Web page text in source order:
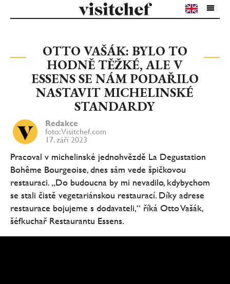
OTTO VAŠÁK: BYLO TO
HODNĚ TĚŽKÉ, ALE V
ESSENS SE NÁM PODAŘILO
NASTAVIT MICHELINSKÉ
STANDARDY
Redakce
foto: Visitchef.com
17. září 2023
Pracoval v michelinské jednohvězdě La Degustation
Bohême Bourgeoise, dnes sám vede špičkovou
restauraci. „Do budoucna by mi nevadilo, kdybychom
se stali čistě vegetariánskou restaurací. Díky adrese
restaurace bojujeme s dodavateli,“ říká Otto Vašák,
šéfkuchař Restaurantu Essens.